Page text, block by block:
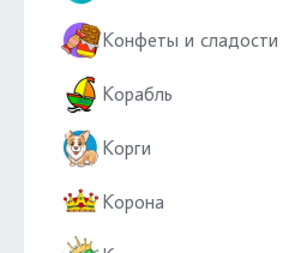
Конфеты и сладости
Корабль
Корги
Корона